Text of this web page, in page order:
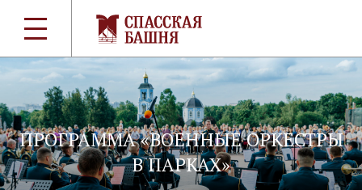
ПРОГРАММА «ВОЕННЫЕ ОРКЕСТРЫ
В ПАРКАХ»